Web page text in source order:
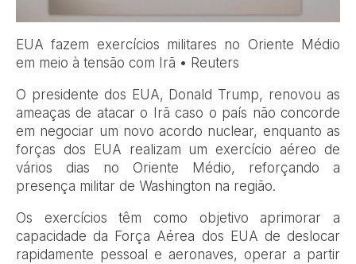
EUA fazem exercícios militares no Oriente Médio
em meio à tensão com Irã • Reuters
O presidente dos EUA, Donald Trump, renovou as
ameaças de atacar o Irã caso o país não concorde
em negociar um novo acordo nuclear, enquanto as
forças dos EUA realizam um exercício aéreo de
vários dias no Oriente Médio, reforçando a
presença militar de Washington na região.
Os exercícios têm como objetivo aprimorar a
capacidade da Força Aérea dos EUA de deslocar
rapidamente pessoal e aeronaves, operar a partir